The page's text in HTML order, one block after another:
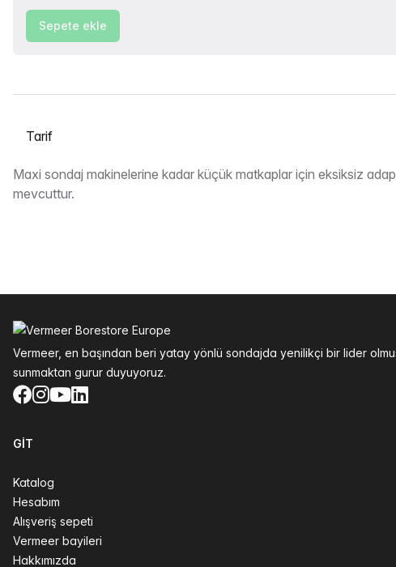
Sepete ekle
Bir sekme seçin
Tarif
Maxi sondaj makinelerine kadar küçük matkaplar için eksiksiz
mevcuttur.
Vermeer, en başından beri yatay yönlü sondajda yenilikçi bir lider
sunmaktan gurur duyuyoruz.
Facebook
Instagram
YouTube
LinkedIn
GIT
Katalog
Hesabım
Alışveriş sepeti
Vermeer bayileri
Hakkımızda